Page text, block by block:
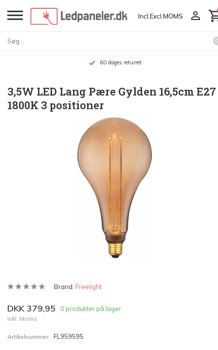
Incl. Excl. MOMS
Op til 10 års garanti
3,5W LED Lang Pære Gylden 16,5cm E27
1800K 3 positioner
Brand: Freelight
DKK 379,95 0 produkter på lager
Inkl. Moms
Artikelnummer: FL959595